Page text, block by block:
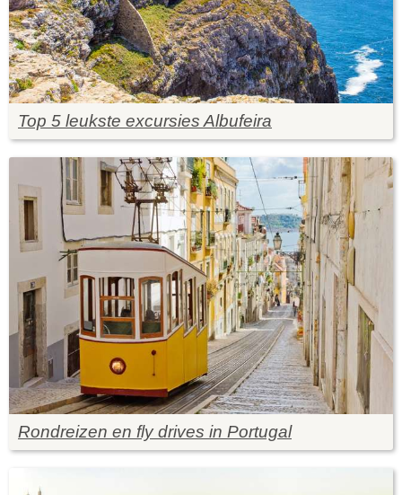
Top 5 leukste excursies Albufeira
Rondreizen en fly drives in Portugal